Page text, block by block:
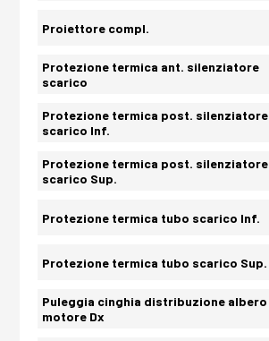
Proiettore compl.
Protezione termica ant. silenziatore
scarico
Protezione termica post. silenziatore
scarico Inf.
Protezione termica post. silenziatore
scarico Sup.
Protezione termica tubo scarico Inf.
Protezione termica tubo scarico Sup.
Puleggia cinghia distribuzione albero
motore Dx